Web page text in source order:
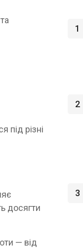
під різні
досягти
— від
1
2
3